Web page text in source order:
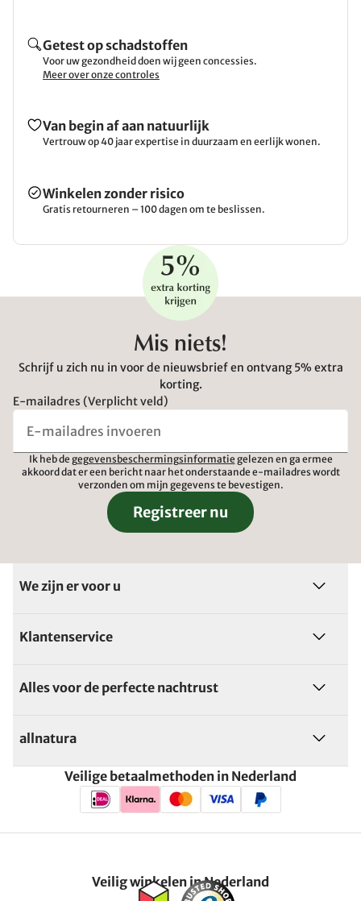
Getest op schadstoffen
Voor uw gezondheid doen wij geen concessies.
Meer over onze controles
Van begin af aan natuurlijk
Vertrouw op 40 jaar expertise in duurzaam en eerlijk wonen.
Winkelen zonder risico
Gratis retourneren – 100 dagen om te beslissen.
Mis niets!
Schrijf u zich nu in voor de nieuwsbrief en ontvang 5% extra
korting.
E-mailadres (Verplicht veld)
Ik heb de gegevensbeschermingsinformatie gelezen en ga ermee
akkoord dat er een bericht naar het onderstaande e-mailadres wordt
verzonden om mijn gegevens te bevestigen.
Registreer nu
We zijn er voor u
Klantenservice
Alles voor de perfecte nachtrust
allnatura
Veilige betaalmethoden in Nederland
Veilig winkelen in Nederland